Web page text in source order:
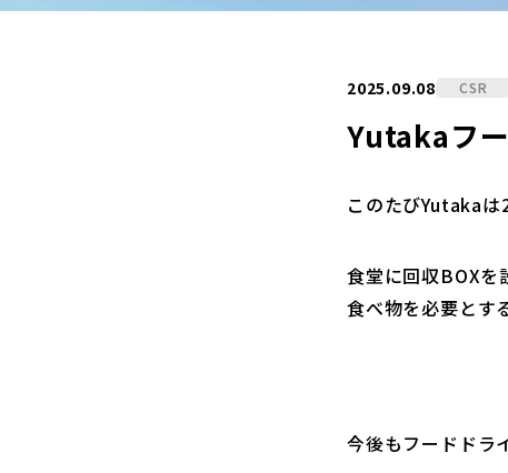
2025.09.08 CSR
Yutakaフ
このたびYutakaは
食堂に回収BOXを
食べ物を必要とす
今後もフードドラ